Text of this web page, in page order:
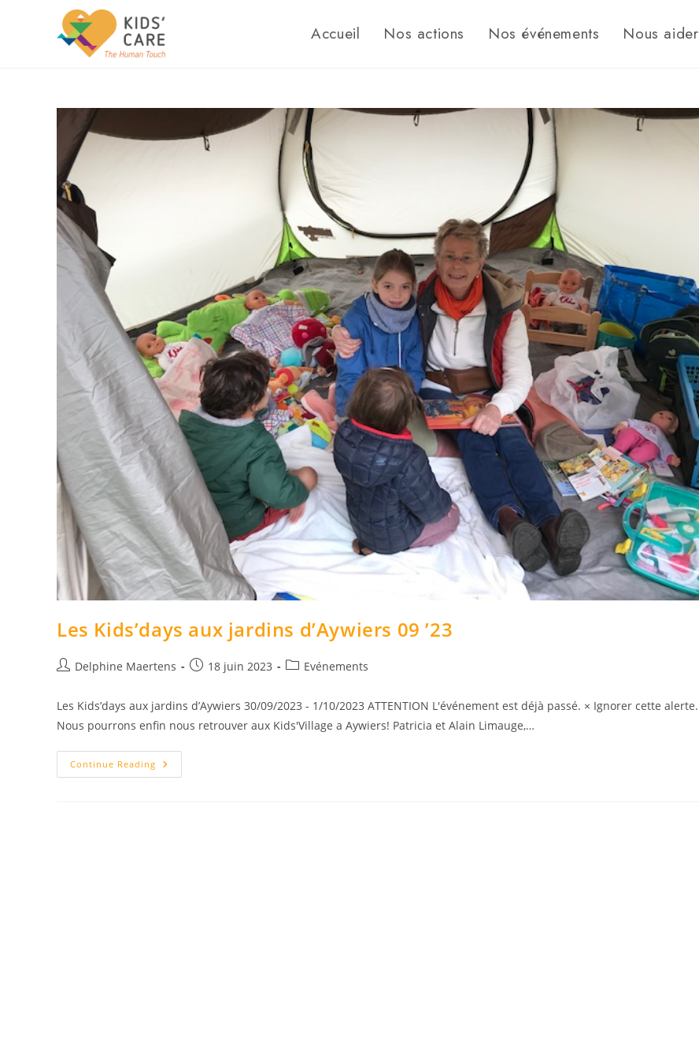
Accueil Nos actions Nos événements Nous aider
Les Kids’days aux jardins d’Aywiers 09 ’23
Delphine Maertens 18 juin 2023 Evénements
Les Kids’days aux jardins d’Aywiers 30/09/2023 - 1/10/2023 ATTENTION L'événement est déjà passé. × Ignorer cette alerte.
Nous pourrons enfin nous retrouver aux Kids'Village a Aywiers! Patricia et Alain Limauge,…
Continue Reading